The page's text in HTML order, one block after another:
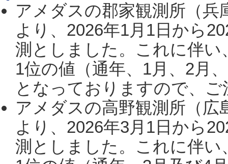
アメダスの郡家観測所（
より、2026年1月1日から
測としました。これに伴い
1位の値（通年、1月、2月
となっておりますので、
アメダスの高野観測所（
より、2026年3月1日から
測としました。これに伴い